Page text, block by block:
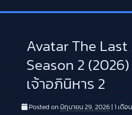
Avatar The
Season 2
เจ้าอภินิหาร 2
Posted on มิถุนายน 29, 2026 1 เดือน